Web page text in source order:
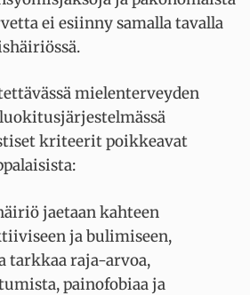
ei esiinny samalla tavalla
mielenterveyden
kriteerit poikkeavat
jaetaan kahteen
ja bulimiseen,
tarkkaa raja-arvoa,
painofobiaa ja